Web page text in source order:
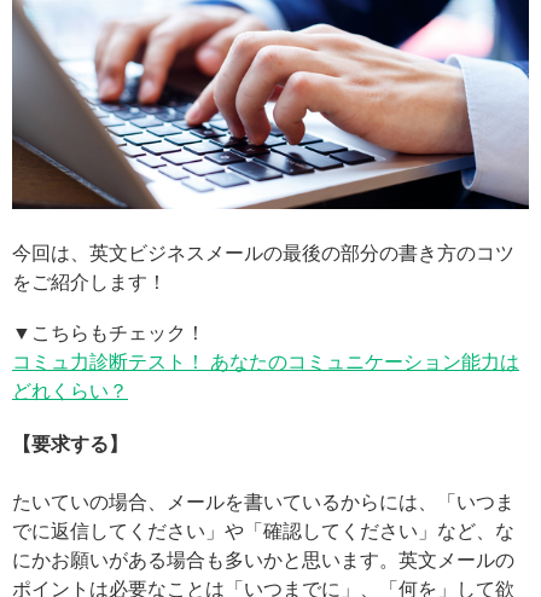
今回は、英文ビジネスメールの最後の部分の書き方のコツ
をご紹介します！
▼こちらもチェック！
コミュ力診断テスト！ あなたのコミュニケーション能力は
どれくらい？
【要求する】
たいていの場合、メールを書いているからには、「いつま
でに返信してください」や「確認してください」など、な
にかお願いがある場合も多いかと思います。英文メールの
ポイントは必要なことは「いつまでに」、「何を」して欲